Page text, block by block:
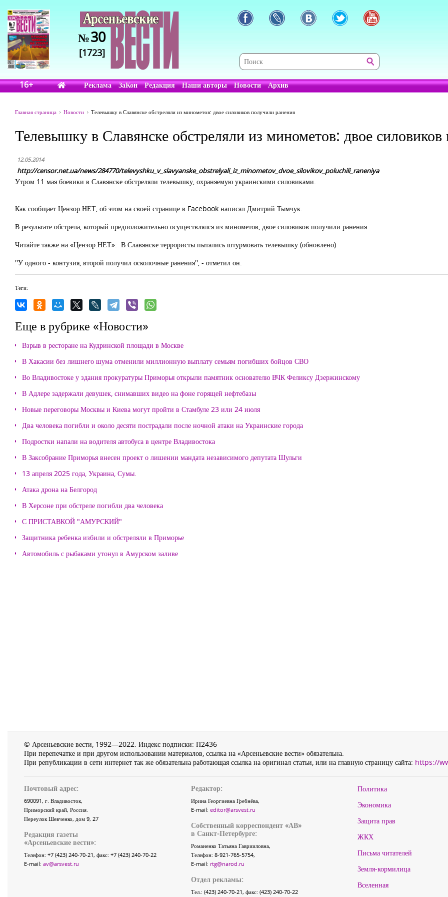
№30
[1723]
16+ Реклама ЗаКон Редакция Наши авторы Новости Архив
Главная страница Новости Телевышку в Славянске обстреляли из минометов: двое силовиков получили ранения
Телевышку в Славянске обстреляли из минометов: двое
12.05.2014
http://censor.net.ua/news/284770/televyshku_v_slavyanske_obstrelyali_iz_minometov_dvoe_silovikov_poluchili_raneniya
Утром 11 мая боевики в Славянске обстреляли телевышку, охраняемую украинскими силовиками.
Как сообщает Цензор.НЕТ, об этом на своей странице в Facebook написал Дмитрий Тымчук.
В результате обстрела, который предположительно осуществлялся из минометов, двое силовиков получили ранения.
Читайте также на «Цензор.НЕТ»: В Славянске террористы пытались штурмовать телевышку (обновлено)
''У одного - контузия, второй получил осколочные ранения'', - отметил он.
Теги:
Еще в рубрике «Новости»
Взрыв в ресторане на Кудринской площади в Москве
В Хакасии без лишнего шума отменили миллионную выплату семьям погибших бойцов СВО
Во Владивостоке у здания прокуратуры Приморья открыли памятник основателю ВЧК Феликсу Дзержинскому
В Адлере задержали девушек, снимавших видео на фоне горящей нефтебазы
Новые переговоры Москвы и Киева могут пройти в Стамбуле 23 или 24 июля
Два человека погибли и около десяти пострадали после ночной атаки на Украинские города
Подростки напали на водителя автобуса в центре Владивостока
В Заксобрание Приморья внесен проект о лишении мандата независимого депутата Шульги
13 апреля 2025 года, Украина, Сумы.
Атака дрона на Белгород
В Херсоне при обстреле погибли два человека
С ПРИСТАВКОЙ "АМУРСКИЙ"
Защитника ребенка избили и обстреляли в Приморье
Автомобиль с рыбаками утонул в Амурском заливе
© Арсеньевские вести, 1992—2022. Индекс подписки: П2436
При перепечатке и при другом использовании материалов, ссылка на «Арсеньевские вести» обязательна.
При републикации в сети интернет так же обязательна работающая ссылка на оригинал статьи, или на главную страницу сайта: https://
Почтовый адрес:
690091, г. Владивосток,
Приморский край, Россия.
Переулок Шевченко, дом 9, 27
Редакция газеты
«Арсеньевские вести»:
Телефон: +7 (423) 240-70-21, факс: +7 (423) 240-70-22
E-mail: av@arsvest.ru
Редактор:
Ирина Георгиевна Гребнёва,
E-mail: editor@arsvest.ru
Собственный корреспондент «АВ»
в Санкт-Петербурге:
Романенко Татьяна Гаврииловна,
Телефон: 8-921-765-5754,
E-mail: rtg@narod.ru
Отдел рекламы:
Тел.: (423) 240-70-21, факс: (423) 240-70-22
Политика
Экономика
Защита прав
ЖКХ
Письма читателей
Земля-кормилица
Вселенная